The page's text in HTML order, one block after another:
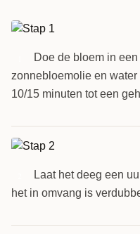
Doe de bloem in
zonnebloemolie en water
10/15 minuten tot een
Laat het deeg een
het in omvang is